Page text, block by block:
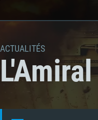
ACTUALITÉS